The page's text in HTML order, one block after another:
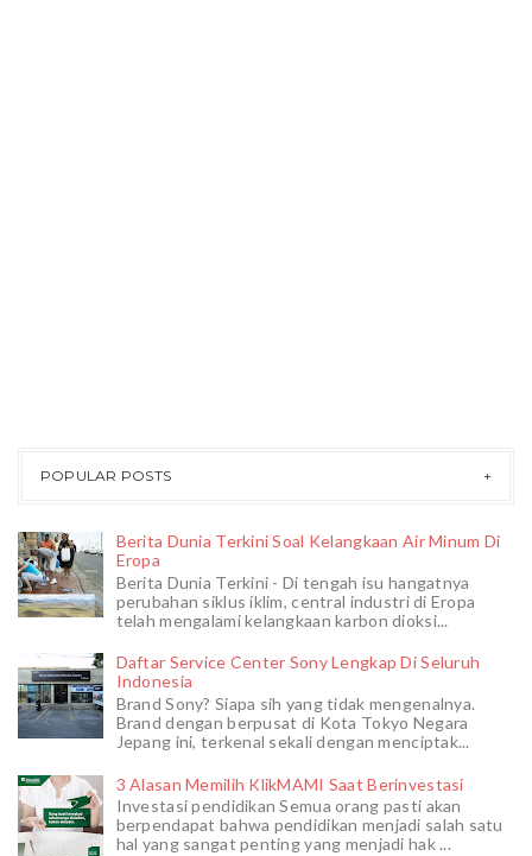
POPULAR POSTS
Berita Dunia Terkini Soal Kelangkaan Air Minum Di
Eropa
Berita Dunia Terkini - Di tengah isu hangatnya
perubahan siklus iklim, central industri di Eropa
telah mengalami kelangkaan karbon dioksi...
Daftar Service Center Sony Lengkap Di Seluruh
Indonesia
Brand Sony? Siapa sih yang tidak mengenalnya.
Brand dengan berpusat di Kota Tokyo Negara
Jepang ini, terkenal sekali dengan menciptak...
3 Alasan Memilih KlikMAMI Saat Berinvestasi
Investasi pendidikan Semua orang pasti akan
berpendapat bahwa pendidikan menjadi salah satu
hal yang sangat penting yang menjadi hak ...